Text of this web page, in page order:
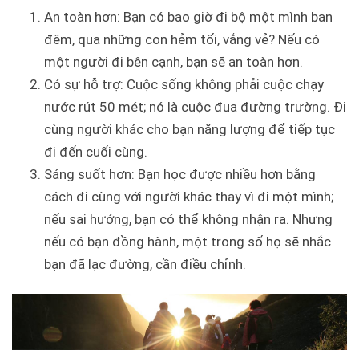
An toàn hơn: Bạn có bao giờ đi bộ một mình ban
đêm, qua những con hẻm tối, vắng vẻ? Nếu có
một người đi bên cạnh, bạn sẽ an toàn hơn.
Có sự hỗ trợ: Cuộc sống không phải cuộc chạy
nước rút 50 mét; nó là cuộc đua đường trường. Đi
cùng người khác cho bạn năng lượng để tiếp tục
đi đến cuối cùng.
Sáng suốt hơn: Bạn học được nhiều hơn bằng
cách đi cùng với người khác thay vì đi một mình;
nếu sai hướng, bạn có thể không nhận ra. Nhưng
nếu có bạn đồng hành, một trong số họ sẽ nhắc
bạn đã lạc đường, cần điều chỉnh.